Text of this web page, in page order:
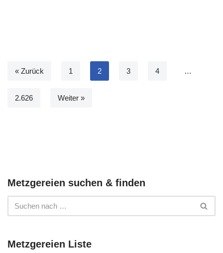
« Zurück 1 2 3 4 …
2.626 Weiter »
Metzgereien suchen & finden
Metzgereien Liste